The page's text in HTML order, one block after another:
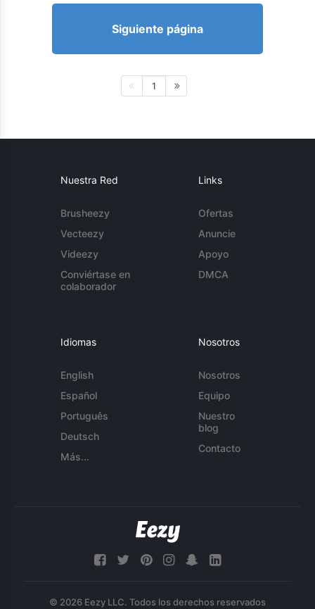
Siguiente página
1
Nuestra Red
Brusheezy
Vecteezy
Videezy
Conviértase en
colaborador
Links
Ofertas
Anuncie
Apoyo
DMCA
Idiomas
English
Español
Português
Deutsch
Más...
Nosotros
Nosotros
Equipo
Nuestro
blog
Contacto
© 2026 Eezy LLC. Todos los derechos reservados